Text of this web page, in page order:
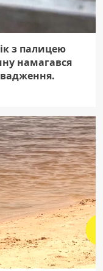
з палицею
намагався